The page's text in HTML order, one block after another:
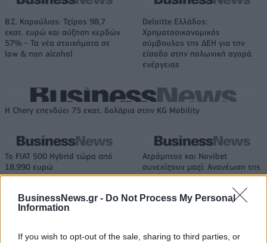
BusinessNews.gr - Do Not Process My Personal
Information
If you wish to opt-out of the sale, sharing to third parties, or
Β.Σ. Καρούλιας: Τζίρος 98,7
εκατ. ευρώ και αύξηση κερδών
57% - Τα νέα στοιχήματα σε
low & non alcohol
Deloitte Ελλάδος:
Χρηματοοικονομικός
σύμβουλος της ΔΕΗ για την
είσοδο στην πολωνική αγορά
ενέργειας
Η Chery επενδύει 75 εκατ. δολάρια στην KG Mobility
Το FIAT 500 Hybrid τώρα από
18.990 ευρώ
Ατρόμητος και Novibet
συνεχίζουν μαζί: Ανανέωση της
συνεργασίας τους μέχρι το
18η συνεχόμενη χρονιά για τον ΟΤΕ στη διεθνή σειρά δεικτών